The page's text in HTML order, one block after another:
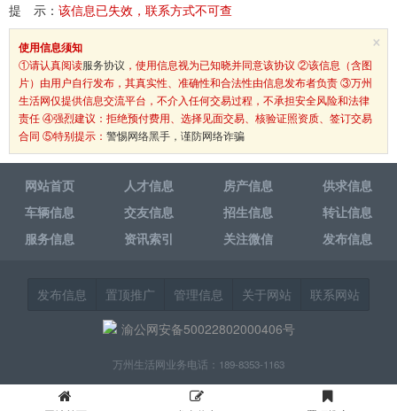
提 示： 该信息已失效，联系方式不可查
×
使用信息须知
①请认真阅读服务协议 ，使用信息视为已知晓并同意该协议 ②该信息（含图
片）由用户自行发布，其真实性、准确性和合法性由信息发布者负责 ③万州
生活网仅提供信息交流平台，不介入任何交易过程，不承担安全风险和法律
责任 ④强烈建议：拒绝预付费用、选择见面交易、核验证照资质、签订交易
合同 ⑤特别提示： 警惕网络黑手，谨防网络诈骗
网站首页 人才信息 房产信息
供求信息
车辆信息
交友信息 招生信息
转让信息
服务信息
资讯索引 关注微信 发布信息
发布信息 置顶推广 管理信息 关于网站
联系网站
渝公网安备50022802000406号
万州生活网业务电话：189-8353-1163